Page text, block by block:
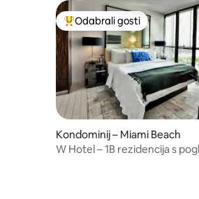
Među najviše rangiranima s
Odabrali gosti
Kondominij – Miami Beach
W Hotel – 1B rezidencija s